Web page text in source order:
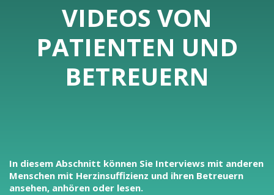
VIDEOS VON
PATIENTEN UND
BETREUERN
In diesem Abschnitt können Sie Interviews mit anderen
Menschen mit Herzinsuffizienz und ihren Betreuern
ansehen, anhören oder lesen.